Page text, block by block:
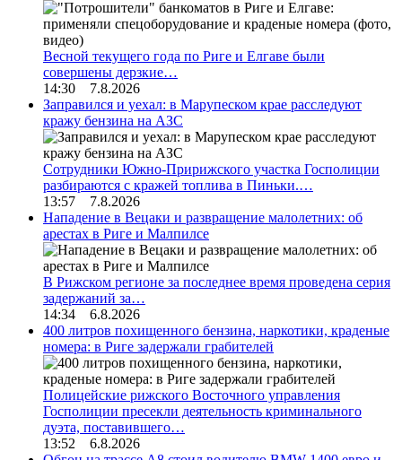
Весной текущего года по Риге и Елгаве были
совершены дерзкие…
14:30 7.8.2026
Заправился и уехал: в Марупеском крае расследуют
кражу бензина на АЗС
Сотрудники Южно-Пририжского участка Госполиции
разбираются с кражей топлива в Пиньки.…
13:57 7.8.2026
Нападение в Вецаки и развращение малолетних: об
арестах в Риге и Малпилсе
В Рижском регионе за последнее время проведена серия
задержаний за…
14:34 6.8.2026
400 литров похищенного бензина, наркотики, краденые
номера: в Риге задержали грабителей
Полицейские рижского Восточного управления
Госполиции пресекли деятельность криминального
дуэта, поставившего…
13:52 6.8.2026